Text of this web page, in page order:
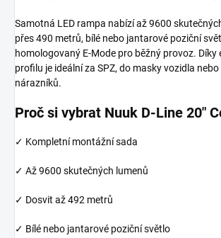
Samotná LED rampa nabízí až 9600
přes 490 metrů, bílé nebo jantarové poziční
homologovaný E-Mode pro běžný provoz. Díky
profilu je ideální za SPZ, do masky vozidla
nárazníků.
Proč si vybrat Nuuk D-Line 20"
✓ Kompletní montážní sada
✓ Až 9600 skutečných lumenů
✓ Dosvit až 492 metrů
✓ Bílé nebo jantarové poziční světlo